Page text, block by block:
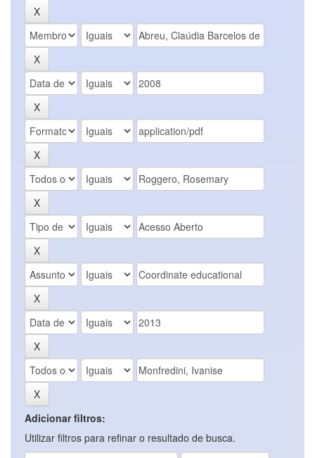
Adicionar filtros:
Utilizar filtros para refinar o resultado de busca.